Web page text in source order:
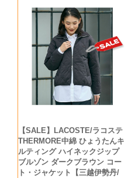
【SALE】LACOSTE/ラコステ
THERMORE中綿 ひょうたんキ
ルティング ハイネックジップ
ブルゾン ダークブラウン コー
ト・ジャケット【三越伊勢丹/